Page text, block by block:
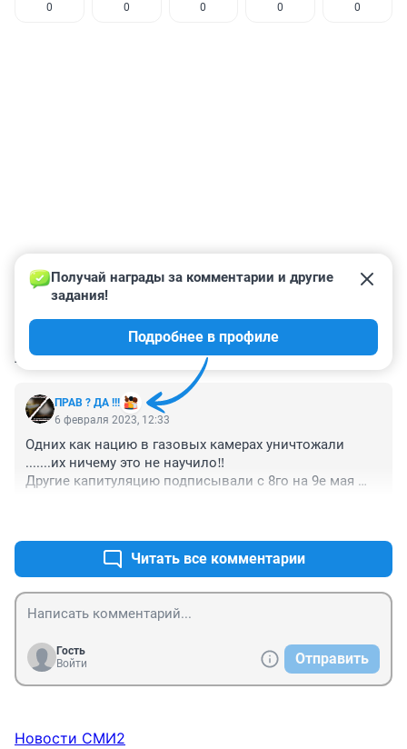
0 0 0 0 0
КОММЕНТАРИИ 2
ПРАВ ? ДА !!!
Получай награды за комментарии и другие
задания!
Подробнее в профиле
6 февраля 2023, 12:33
Одних как нацию в газовых камерах уничтожали
.......их ничему это не научило‼️
Другие капитуляцию подписывали с 8го на 9е мая
Читать все комментарии
Гость
Войти
Отправить
Новости СМИ2